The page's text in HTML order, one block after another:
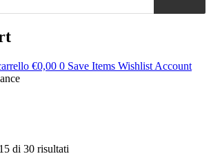
€0,00 0 Save Items Wishlist Account
di 30 risultati